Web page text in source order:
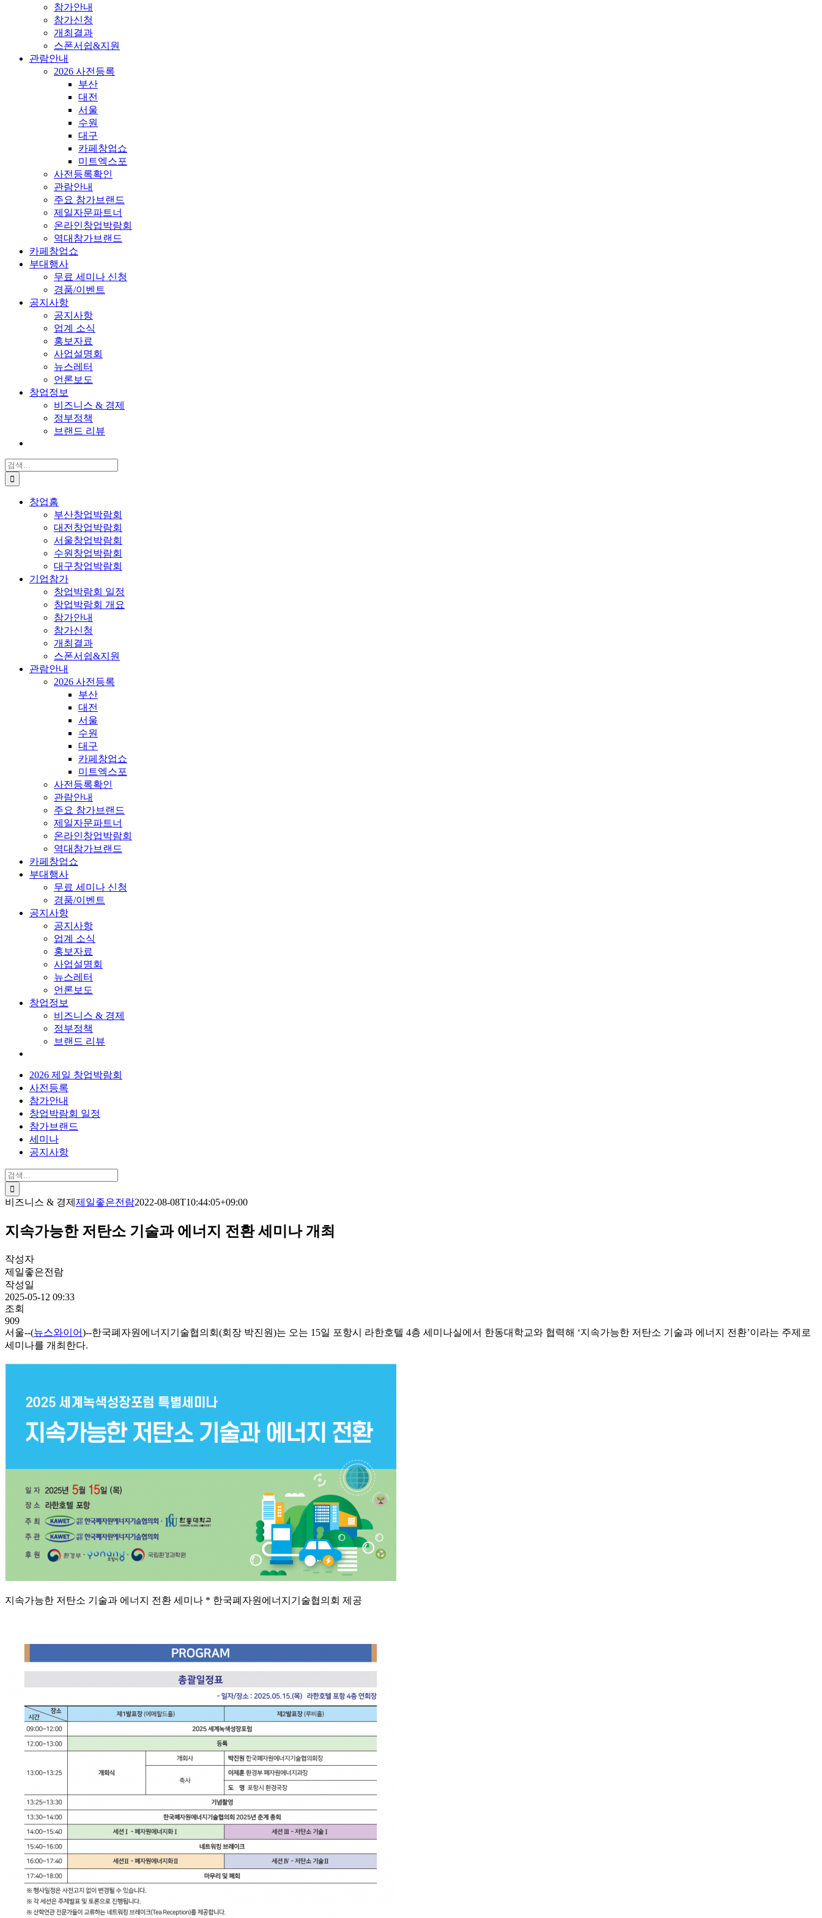
참가안내
참가신청
개최결과
스폰서쉽&지원
관람안내
2026 사전등록
부산
대전
서울
수원
대구
카페창업쇼
미트엑스포
사전등록확인
관람안내
주요 참가브랜드
제일자문파트너
온라인창업박람회
역대참가브랜드
카페창업쇼
부대행사
무료 세미나 신청
경품/이벤트
공지사항
공지사항
업계 소식
홍보자료
사업설명회
뉴스레터
언론보도
창업정보
비즈니스 & 경제
정부정책
브랜드 리뷰
검
색:
창업홈
부산창업박람회
대전창업박람회
서울창업박람회
수원창업박람회
대구창업박람회
기업참가
창업박람회 일정
창업박람회 개요
참가안내
참가신청
개최결과
스폰서쉽&지원
관람안내
2026 사전등록
부산
대전
서울
수원
대구
카페창업쇼
미트엑스포
사전등록확인
관람안내
주요 참가브랜드
제일자문파트너
온라인창업박람회
역대참가브랜드
카페창업쇼
부대행사
무료 세미나 신청
경품/이벤트
공지사항
공지사항
업계 소식
홍보자료
사업설명회
뉴스레터
언론보도
창업정보
비즈니스 & 경제
정부정책
브랜드 리뷰
2026 제일 창업박람회
사전등록
참가안내
창업박람회 일정
참가브랜드
세미나
공지사항
검
색:
비즈니스 & 경제 제일좋은전람2022-08-08T10:44:05+09:00
지속가능한 저탄소 기술과 에너지 전환 세미나 개최
작성자
제일좋은전람
작성일
2025-05-12 09:33
조회
909
서울--(뉴스와이어)--한국폐자원에너지기술협의회(회장 박진원)는 오는 15일 포항시 라한호텔 4층 세미나실에서 한동대학교와 협력해 ‘지속가능한 저탄소 기술과 에너지 전환’이라는 주제로
세미나를 개최한다.
지속가능한 저탄소 기술과 에너지 전환 세미나 * 한국폐자원에너지기술협의회 제공